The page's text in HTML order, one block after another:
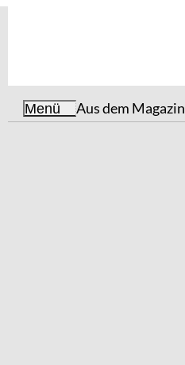
Menü Aus dem Magazin